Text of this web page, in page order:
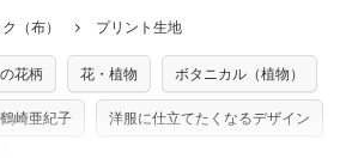
「50cmずつカット希望」などご記載くださ
ん。
。出来上がり次第、順次発送いたします。
詳しくは こちら
た際に起こる全ての問題、クレームにつき
責任を負いませんのでご了承ください）
型紙シリーズ）および柄がえらべるキット
ご注意ください。型紙自体の転用・販売お
（布） プリント生地
花柄 花・植物 ボタニカル（植物）
鶴崎亜紀子 洋服に仕立てたくなるデザイン